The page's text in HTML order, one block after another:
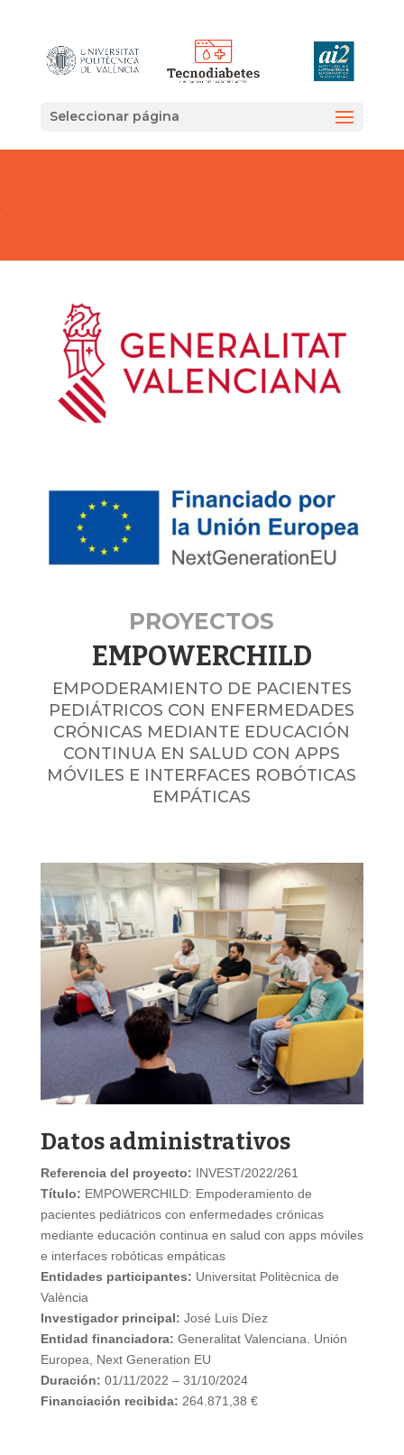
Seleccionar página
.
PROYECTOS
EMPOWERCHILD
EMPODERAMIENTO DE PACIENTES
PEDIÁTRICOS CON ENFERMEDADES
CRÓNICAS MEDIANTE EDUCACIÓN
CONTINUA EN SALUD CON APPS
MÓVILES E INTERFACES ROBÓTICAS
EMPÁTICAS
Datos administrativos
Referencia del proyecto: INVEST/2022/261
Título: EMPOWERCHILD: Empoderamiento de
pacientes pediátricos con enfermedades crónicas
mediante educación continua en salud con apps móviles
e interfaces robóticas empáticas
Entidades participantes: Universitat Politècnica de
València
Investigador principal: José Luis Díez
Entidad financiadora: Generalitat Valenciana. Unión
Europea, Next Generation EU
Duración: 01/11/2022 – 31/10/2024
Financiación recibida: 264.871,38 €